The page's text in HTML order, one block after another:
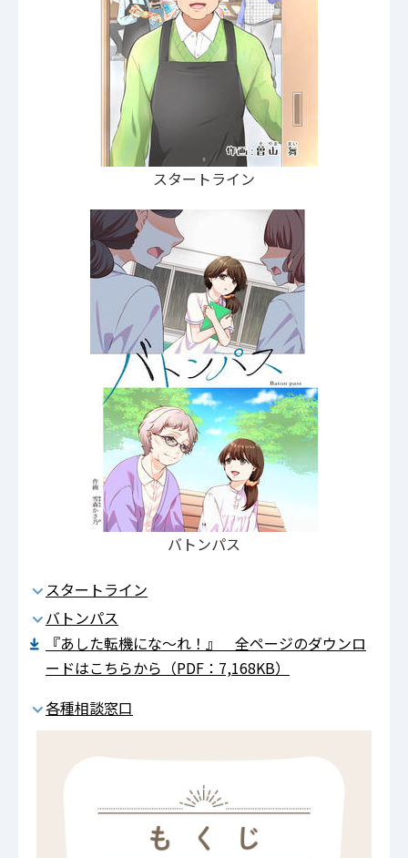
スタートライン
バトンパス
スタートライン
バトンパス
『あした転機にな～れ！』 全ページのダウンロ
ードはこちらから（PDF：7,168KB）
各種相談窓口